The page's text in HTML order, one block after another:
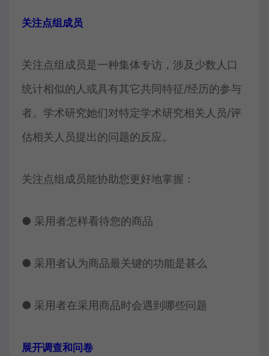
关注点组成员
关注点组成员是一种集体专访，涉及少数人口
统计相似的人或具有其它共同特征/经历的参与
者。学术研究她们对特定学术研究相关人员/评
估相关人员提出的问题的反应。
关注点组成员能协助您更好地掌握：
● 采用者怎样看待您的商品
● 采用者认为商品最关键的功能是甚么
● 采用者在采用商品时会遇到哪些问题
展开调查和问卷